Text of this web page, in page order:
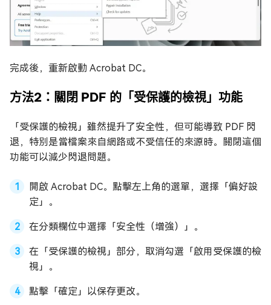
完成後，重新啟動 Acrobat DC。
方法2：關閉 PDF 的「受保護的檢視」功能
「受保護的檢視」雖然提升了安全性，但可能導致 PDF 閃
退，特別是當檔案來自網路或不受信任的來源時。關閉這個
功能可以減少閃退問題。
開啟 Acrobat DC。點擊左上角的選單，選擇「偏好設
定」。
在分類欄位中選擇「安全性（增強）」。
在「受保護的檢視」部分，取消勾選「啟用受保護的檢
視」。
點擊「確定」以保存更改。